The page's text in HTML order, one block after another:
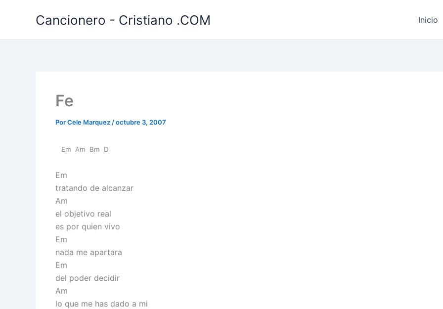
Cancionero - Cristiano .COM Inicio
Fe
PorCele Marquez /octubre 3, 2007
Em Am Bm D
Em
tratando de alcanzar
Am
el objetivo real
es por quien vivo
Em
nada me apartara
Em
del poder decidir
Am
lo que me has dado a mi